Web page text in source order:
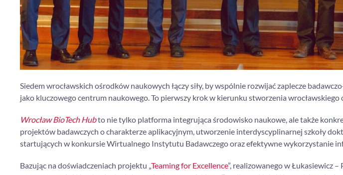
Siedem wrocławskich ośrodków naukowych łączy siły, by wspólnie rozwijać zaplecze
jako kluczowego centrum naukowego. To pierwszy krok w kierunku stworzenia wrocławskiego
Wrocław BioTech Hubto nie tylko platforma integrująca środowisko naukowe, ale także
projektów badawczych o charakterze aplikacyjnym, utworzenie interdyscyplinarnej szkoły
startujących w konkursie Wirtualnego Instytutu Badawczego oraz efektywne wykorzystanie
Bazując na doświadczeniach projektu „Teaming for Excellence”, realizowanego w Łukasiewicz